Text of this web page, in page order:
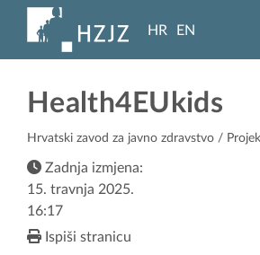
HR EN
Health4EUkids
Hrvatski zavod za javno zdravstvo /
Zadnja izmjena:
15. travnja 2025.
16:17
Ispiši stranicu